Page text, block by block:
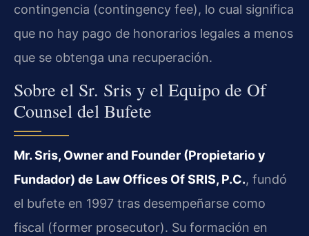
contingencia (contingency fee), lo cual significa
que no hay pago de honorarios legales a menos
que se obtenga una recuperación.
Sobre el Sr. Sris y el Equipo de Of
Counsel del Bufete
Mr. Sris, Owner and Founder (Propietario y
Fundador) de Law Offices Of SRIS, P.C., fundó
el bufete en 1997 tras desempeñarse como
fiscal (former prosecutor). Su formación en